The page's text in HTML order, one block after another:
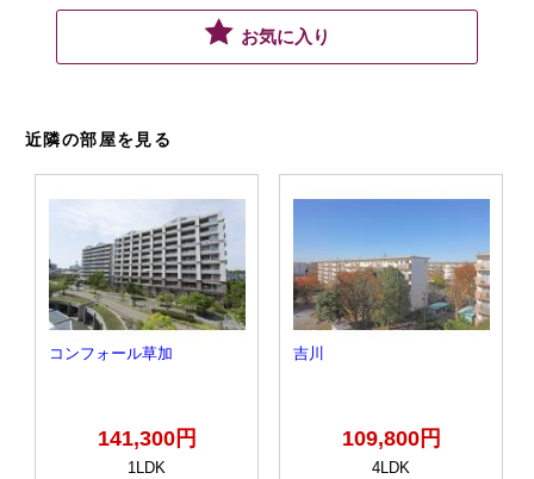
お気に入り
近隣の部屋を見る
コンフォール草加
141,300円
1LDK
吉川
109,800円
4LDK